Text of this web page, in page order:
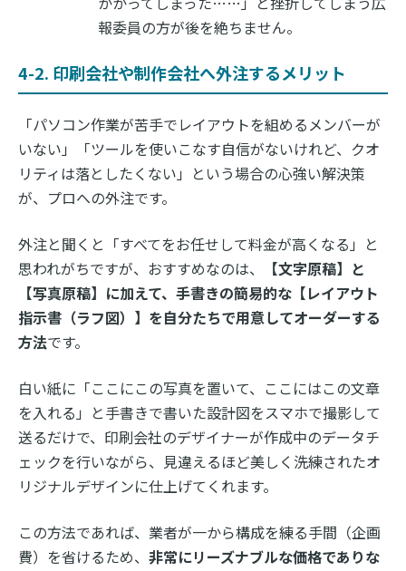
報委員の方が後を絶ちません。
4-2. 印刷会社や制作会社へ外注するメリット
「パソコン作業が苦手でレイアウトを組めるメンバーが
いない」「ツールを使いこなす自信がないけれど、クオ
リティは落としたくない」という場合の心強い解決策
が、プロへの外注です。
外注と聞くと「すべてをお任せして料金が高くなる」と
思われがちですが、おすすめなのは、
【文字原稿】と
【写真原稿】に加えて、手書きの簡易的な【レイアウト
指示書（ラフ図）】を自分たちで用意してオーダーする
方法です。
白い紙に「ここにこの写真を置いて、ここにはこの文章
を入れる」と手書きで書いた設計図をスマホで撮影して
送るだけで、印刷会社のデザイナーが作成中のデータチ
ェックを行いながら、見違えるほど美しく洗練されたオ
リジナルデザインに仕上げてくれます。
この方法であれば、業者が一から構成を練る手間（企画
費）を省けるため、 非常にリーズナブルな価格でありな